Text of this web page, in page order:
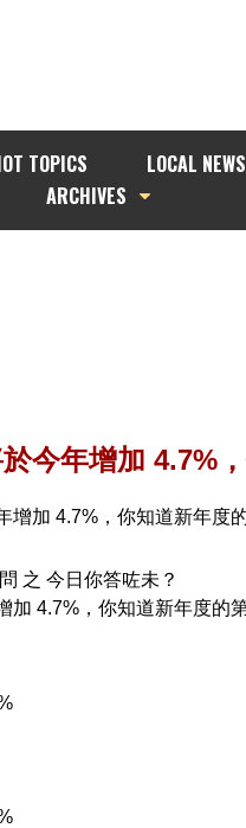
TOPICS
LOCAL NEWS
ARCHIVES
今年增加 4.7%
之 今日你答咗未？
加 4.7%，你知道新年度的